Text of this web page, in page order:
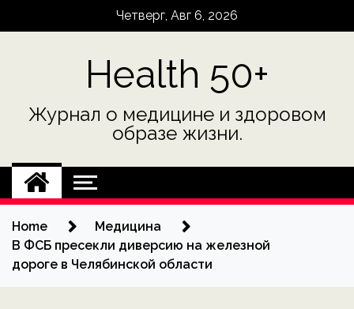
Четверг, Авг 6, 2026
Health 50+
Журнал о медицине и здоровом
образе жизни.
Home
Медицина
В ФСБ пресекли диверсию на железной
дороге в Челябинской области